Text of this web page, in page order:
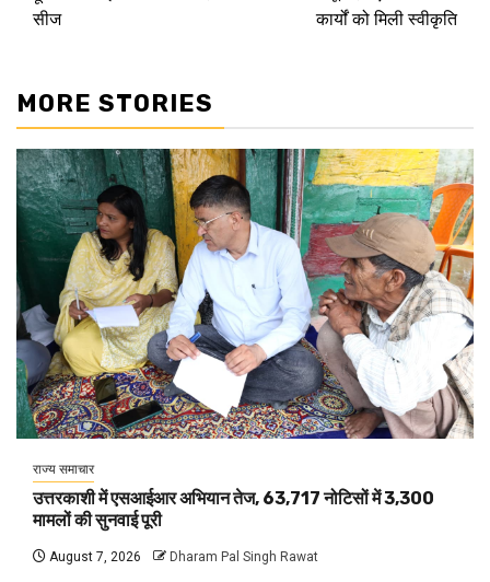
सीज
कार्यों को मिली स्वीकृति
MORE STORIES
राज्य समाचार
उत्तरकाशी में एसआईआर अभियान तेज, 63,717 नोटिसों में 3,300
मामलों की सुनवाई पूरी
August 7, 2026 Dharam Pal Singh Rawat